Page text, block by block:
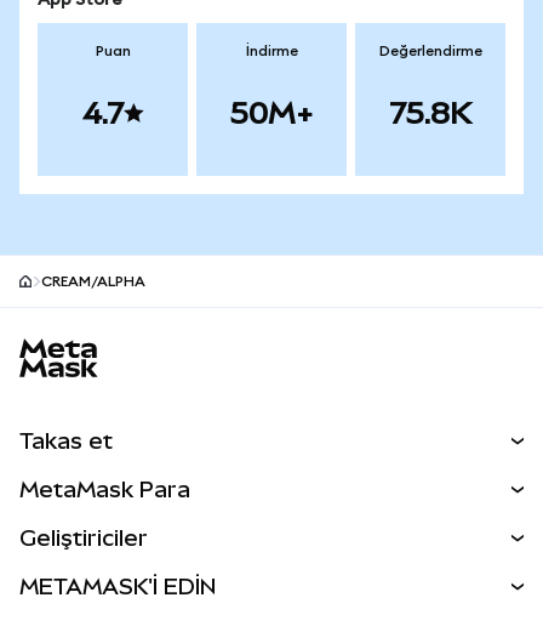
Puan
4.7
İndirme
50M+
Değerlendirme
75.8K
CREAM/ALPHA
Takas et
Perps
RWA'lar
MetaMask Para
Geliştiriciler
METAMASK'İ EDİN